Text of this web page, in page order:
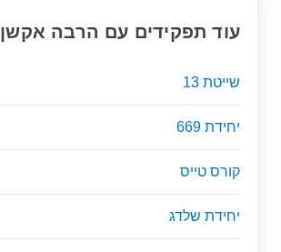
עוד תפקידים עם הרבה אקשן
שייטת 13
יחידת 669
קורס טייס
יחידת שלדג